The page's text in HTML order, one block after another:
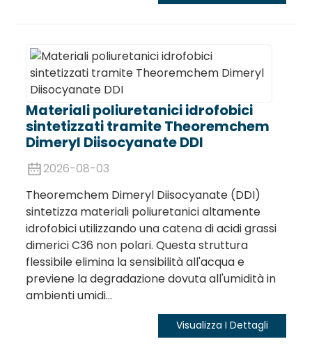
Materiali poliuretanici idrofobici
sintetizzati tramite Theoremchem
Dimeryl Diisocyanate DDI
2026-08-03
Theoremchem Dimeryl Diisocyanate (DDI)
sintetizza materiali poliuretanici altamente
idrofobici utilizzando una catena di acidi grassi
dimerici C36 non polari. Questa struttura
flessibile elimina la sensibilità all'acqua e
previene la degradazione dovuta all'umidità in
ambienti umidi...
Visualizza I Dettagli